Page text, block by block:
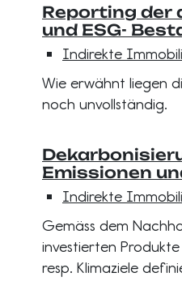
Reporting der
und ESG-
Indirekte
Wie erwähnt liegen
noch unvollständig.
Emissionen
Indirekte
Gemäss dem
investierten
resp. Klimaziele